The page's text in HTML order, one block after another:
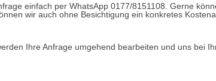
einfach per WhatsApp 0177/8151108. Gerne
wir auch ohne Besichtigung ein konkretes
Ihre Anfrage umgehend bearbeiten und uns bei